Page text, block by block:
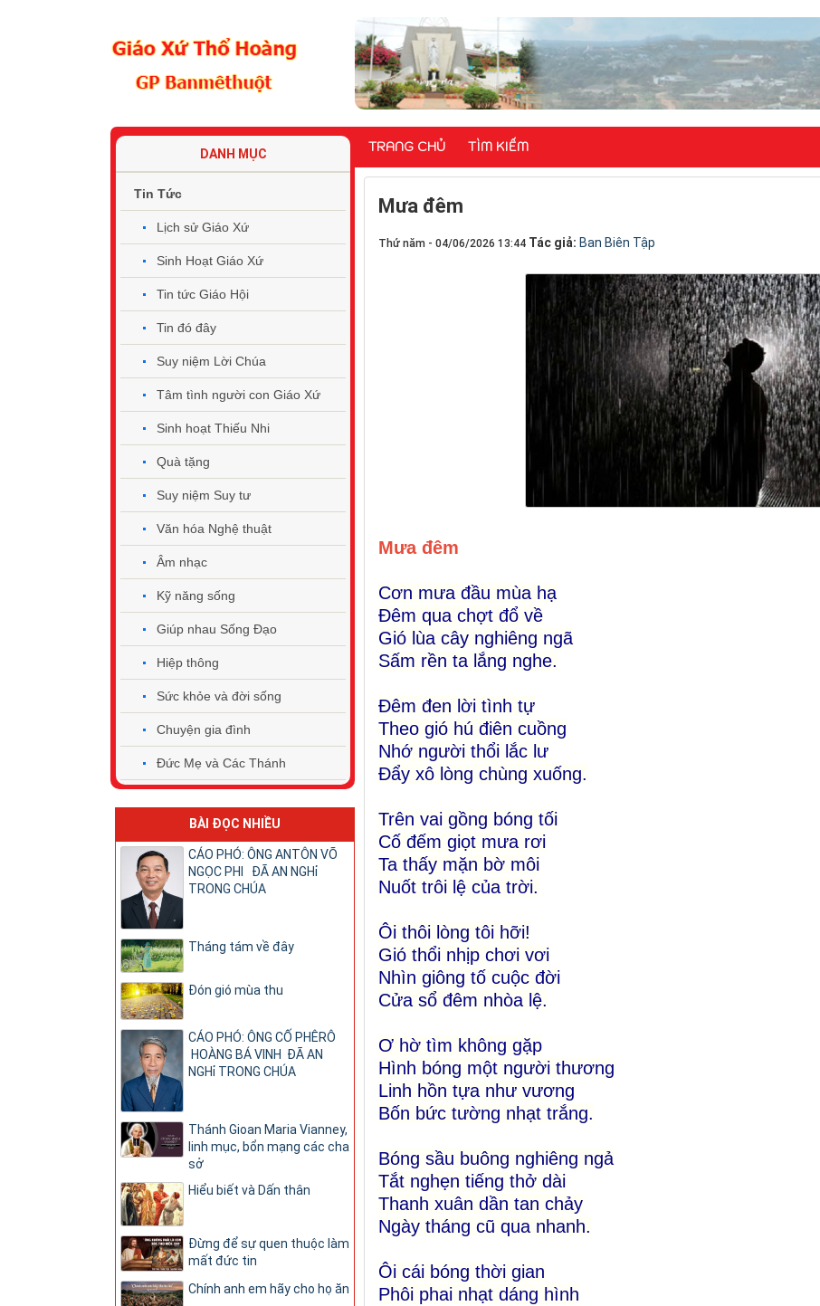
TRANG CHỦ TÌM KIẾM
Mưa đêm
Thứ năm - 04/06/2026 13:44 Tác giả: Ban Biên Tập
Mưa đêm
Cơn mưa đầu mùa hạ
Đêm qua chợt đổ về
Gió lùa cây nghiêng ngã
Sấm rền ta lắng nghe.
Đêm đen lời tình tự
Theo gió hú điên cuồng
Nhớ người thổi lắc lư
Đẩy xô lòng chùng xuống.
Trên vai gồng bóng tối
Cố đếm giọt mưa rơi
Ta thấy mặn bờ môi
Nuốt trôi lệ của trời.
Ôi thôi lòng tôi hỡi!
Gió thổi nhịp chơi vơi
Nhìn giông tố cuộc đời
Cửa sổ đêm nhòa lệ.
Ơ hờ tìm không gặp
Hình bóng một người thương
Linh hồn tựa như vương
Bốn bức tường nhạt trắng.
Bóng sầu buông nghiêng ngả
Tắt nghẹn tiếng thở dài
Thanh xuân dần tan chảy
Ngày tháng cũ qua nhanh.
Ôi cái bóng thời gian
Phôi phai nhạt dáng hình
DANH MỤC
Tin Tức
Lịch sử Giáo Xứ
Sinh Hoạt Giáo Xứ
Tin tức Giáo Hội
Tin đó đây
Suy niệm Lời Chúa
Tâm tình người con Giáo Xứ
Sinh hoạt Thiếu Nhi
Quà tặng
Suy niệm Suy tư
Văn hóa Nghệ thuật
Âm nhạc
Kỹ năng sống
Giúp nhau Sống Đạo
Hiệp thông
Sức khỏe và đời sống
Chuyện gia đình
Đức Mẹ và Các Thánh
BÀI ĐỌC NHIỀU
CÁO PHÓ: ÔNG ANTÔN VÕ
NGỌC PHI ĐÃ AN NGHỉ
TRONG CHÚA
Tháng tám về đây
Đón gió mùa thu
CÁO PHÓ: ÔNG CỐ PHÊRÔ
HOÀNG BÁ VINH ĐÃ AN
NGHỉ TRONG CHÚA
Thánh Gioan Maria Vianney,
linh mục, bổn mạng các cha
sở
Hiểu biết và Dấn thân
Đừng để sự quen thuộc làm
mất đức tin
Chính anh em hãy cho họ ăn